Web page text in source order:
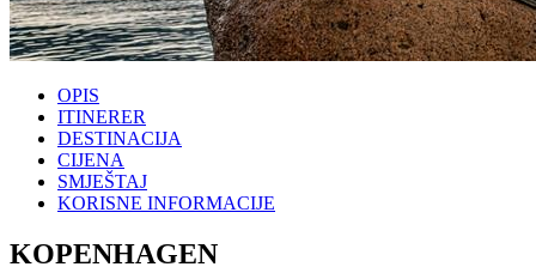
OPIS
ITINERER
DESTINACIJA
CIJENA
SMJEŠTAJ
KORISNE INFORMACIJE
KOPENHAGEN